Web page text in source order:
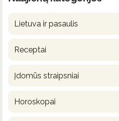
Lietuva ir pasaulis
Receptai
Įdomūs straipsniai
Horoskopai